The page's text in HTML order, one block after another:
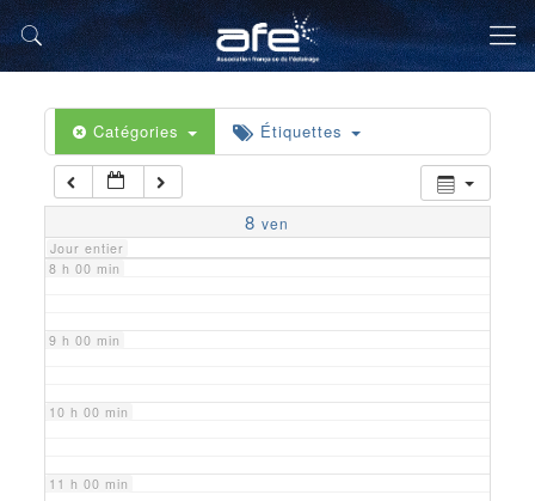
Catégories Étiquettes
8 ven
Jour entier
5 h 00 min
6 h 00 min
7 h 00 min
8 h 00 min
9 h 00 min
10 h 00 min
11 h 00 min